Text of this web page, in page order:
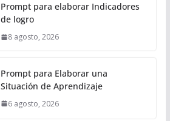
Prompt para elaborar Indicadores
de logro
8 agosto, 2026
Prompt para Elaborar una
Situación de Aprendizaje
6 agosto, 2026